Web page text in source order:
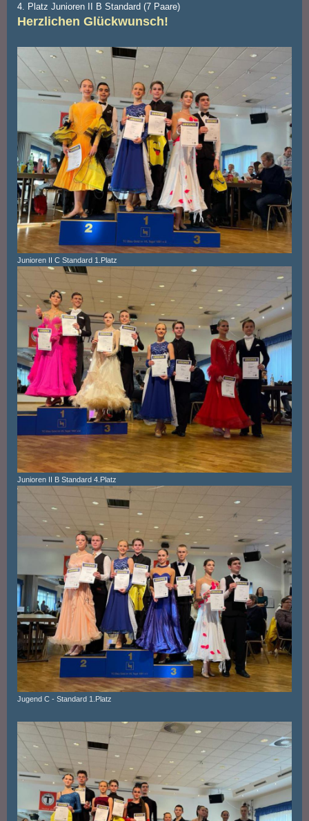
4. Platz Junioren II B Standard (7 Paare)
Herzlichen Glückwunsch!
Junioren II C Standard 1.Platz
Junioren II B Standard 4.Platz
Jugend C - Standard 1.Platz